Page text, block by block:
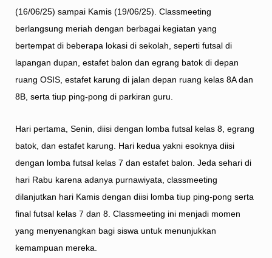
(16/06/25) sampai Kamis (19/06/25). Classmeeting
berlangsung meriah dengan berbagai kegiatan yang
bertempat di beberapa lokasi di sekolah, seperti futsal di
lapangan dupan, estafet balon dan egrang batok di depan
ruang OSIS, estafet karung di jalan depan ruang kelas 8A dan
8B, serta tiup ping-pong di parkiran guru.
Hari pertama, Senin, diisi dengan lomba futsal kelas 8, egrang
batok, dan estafet karung. Hari kedua yakni esoknya diisi
dengan lomba futsal kelas 7 dan estafet balon. Jeda sehari di
hari Rabu karena adanya purnawiyata, classmeeting
dilanjutkan hari Kamis dengan diisi lomba tiup ping-pong serta
final futsal kelas 7 dan 8. Classmeeting ini menjadi momen
yang menyenangkan bagi siswa untuk menunjukkan
kemampuan mereka.